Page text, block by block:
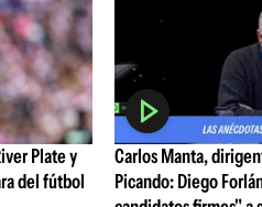
Plate y
del fútbol
Carlos Manta,
Picando: Diego